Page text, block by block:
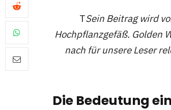
TSein Beitrag wird
Hochpflanzgefäß. Golden
nach für unsere Leser
Die Bedeutung